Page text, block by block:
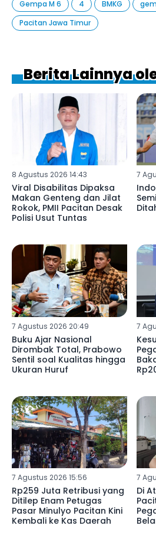
Gempa M 6 4 BMKG
Pacitan Jawa Timur
Berita Lainnya
8 Agustus 2026 14:43
Viral Disabilitas Dipaksa
Makan Genteng dan Jilat
Rokok, PMII Pacitan Desak
Polisi Usut Tuntas
7
7 Agustus 2026 20:49
Buku Ajar Nasional
Dirombak Total, Prabowo
Sentil soal Kualitas hingga
Ukuran Huruf
7
7 Agustus 2026 15:56
Rp259 Juta Retribusi yang
Ditilep Enam Petugas
Pasar Minulyo Pacitan Kini
Kembali ke Kas Daerah
7
Di